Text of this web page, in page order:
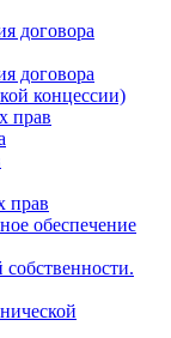
договора
договора
концессии)
прав
прав
обеспечение